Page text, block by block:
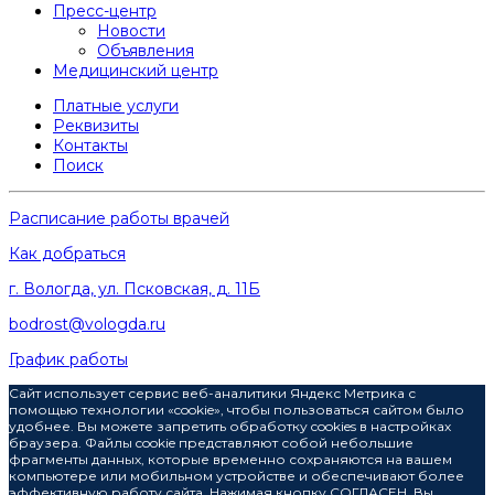
Пресс-центр
Новости
Объявления
Медицинский центр
Платные услуги
Реквизиты
Контакты
Поиск
Расписание работы врачей
Как добраться
г. Вологда, ул. Псковская, д. 11Б
bodrost@vologda.ru
График работы
Сайт использует сервис веб-аналитики Яндекс Метрика с
помощью технологии «cookie», чтобы пользоваться сайтом было
удобнее. Вы можете запретить обработку cookies в настройках
браузера. Файлы cookie представляют собой небольшие
фрагменты данных, которые временно сохраняются на вашем
компьютере или мобильном устройстве и обеспечивают более